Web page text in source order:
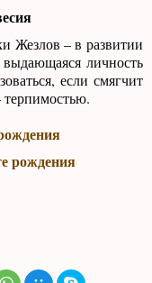
Жезлов – в развитии
личность
если смягчит
рождения